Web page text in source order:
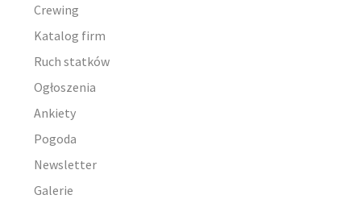
Crewing
Katalog firm
Ruch statków
Ogłoszenia
Ankiety
Pogoda
Newsletter
Galerie